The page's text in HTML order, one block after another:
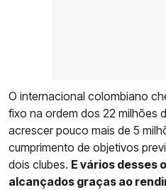
O internacional colombiano
fixo na ordem dos 22 milhões
acrescer pouco mais de 5
cumprimento de objetivos
dois clubes. E vários desses
alcançados graças ao